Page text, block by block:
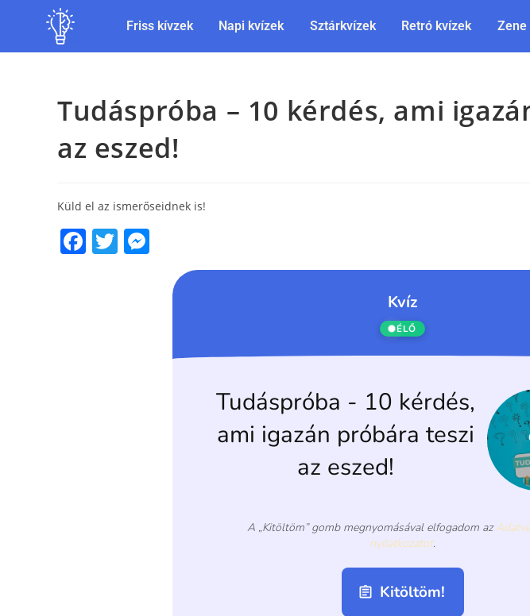
Friss kívzek Napi kvízek Sztárkvízek Retró kvízek Zene
Tudáspróba – 10 kérdés, ami
az eszed!
Küld el az ismerőseidnek is!
F T
ss